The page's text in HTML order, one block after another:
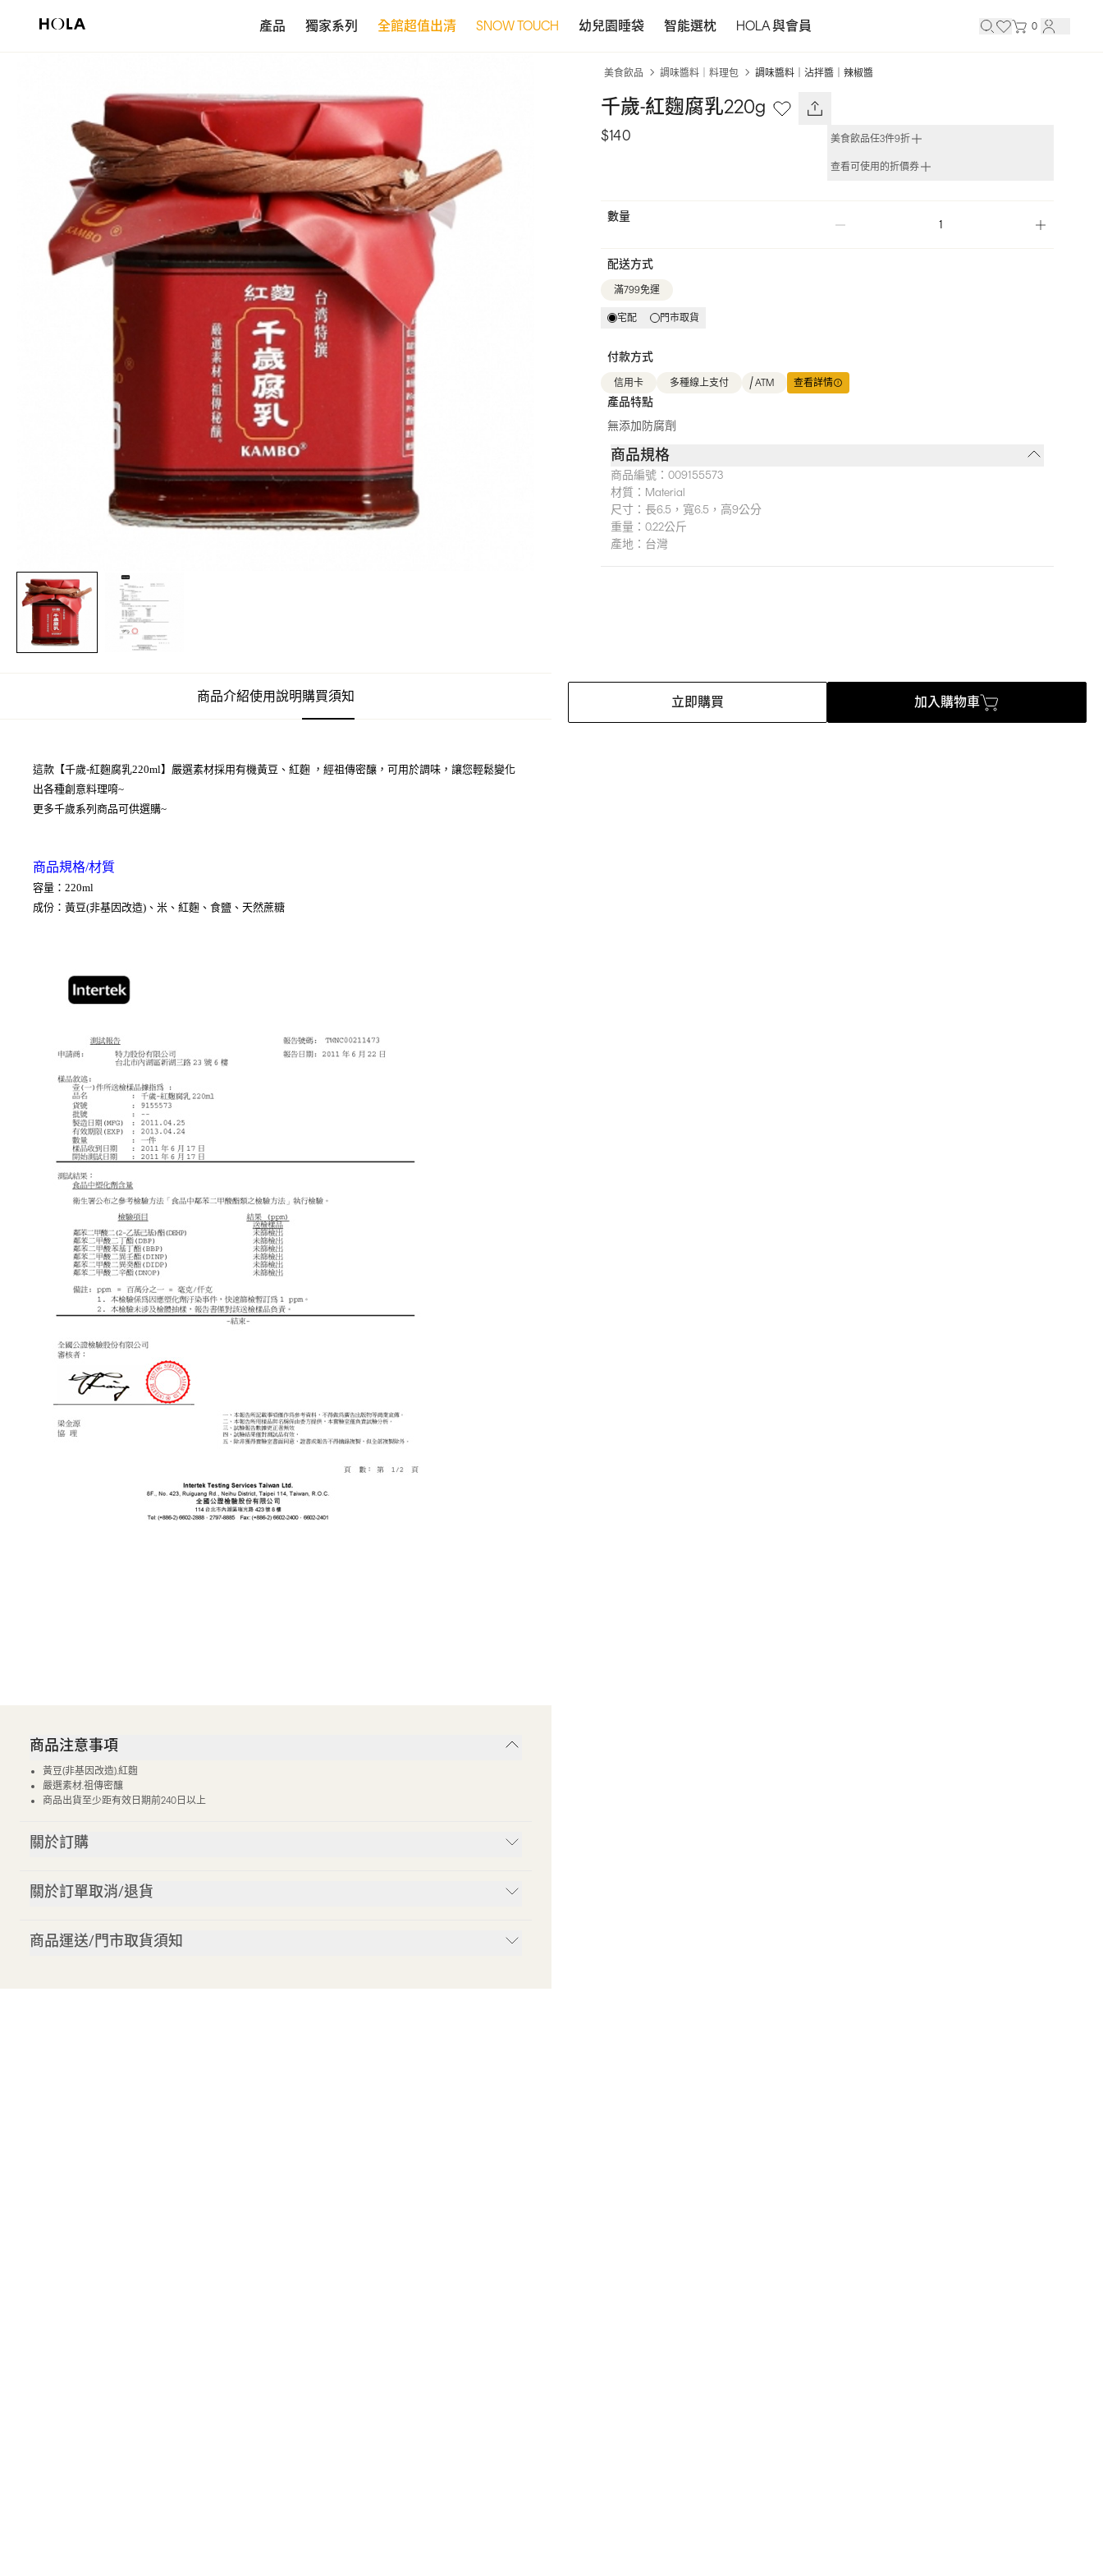
產品 獨家系列 全館超值出清 SNOW TOUCH 幼兒園睡袋 智能選枕 HOLA 與會員 0
商品介紹使用說明購買須知
這款【千歲-紅麴腐乳220ml】嚴選素材採用有機黃豆、紅麴 ，經祖傳密釀，可用於調味，讓您輕鬆變化
出各種創意料理唷~
更多千歲系列商品可供選購~
商品規格/材質
容量：220ml
成份：黃豆(非基因改造)、米、紅麴、食鹽、天然蔗糖
商品注意事項
黃豆(非基因改造).紅麴
嚴選素材.祖傳密釀
商品出貨至少距有效日期前240日以上
關於訂購
關於訂單取消/退貨
商品運送/門市取貨須知
美食飲品 調味醬料｜料理包 調味醬料｜沾拌醬｜辣椒醬
千歲-紅麴腐乳220g
$140 美食飲品任3件9折
查看可使用的折價券
數量
配送方式
滿799免運
宅配 門市取貨
付款方式
信用卡 多種線上支付 ATM 查看詳情
產品特點
無添加防腐劑
商品規格
商品編號： 009155573
材質： Material
尺寸： 長6.5，寬6.5，高9公分
重量： 0.22公斤
產地： 台灣
立即購買 加入購物車